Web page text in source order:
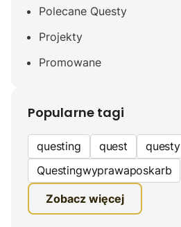
Polecane Questy
Projekty
Promowane
Popularne tagi
questing quest questy
Questingwyprawaposkarb
edukacyjna gra terenowa
fundacja questingu
Zobacz więcej